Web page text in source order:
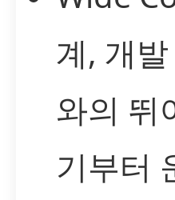
계, 개
와의 뛰
기부터